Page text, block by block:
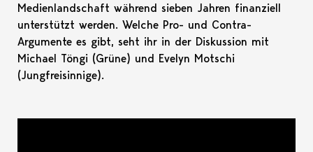
Medienlandschaft während sieben Jahren finanziell
unterstützt werden. Welche Pro- und Contra-
Argumente es gibt, seht ihr in der Diskussion mit
Michael Töngi (Grüne) und Evelyn Motschi
(Jungfreisinnige).